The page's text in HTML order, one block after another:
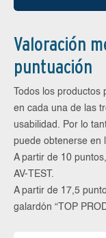
Valoración
puntuación
Todos los
en cada una de las
usabilidad. Por lo
puede obtenerse en
A partir de 10
AV-TEST.
A partir de 17,5
galardón “TOP